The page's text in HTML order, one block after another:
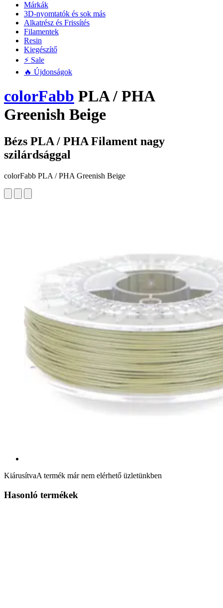
Márkák
3D-nyomtatók és sok más
Alkatrész és Frissítés
Filamentek
Resin
Kiegészítő
⚡ Sale
🔥 Újdonságok
colorFabb PLA / PHA
Greenish Beige
Bézs PLA / PHA Filament nagy
szilárdsággal
colorFabb PLA / PHA Greenish Beige
KiárusítvaA termék már nem elérhető üzletünkben
Hasonló termékek